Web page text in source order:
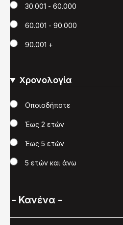
30.001 - 60.000
60.001 - 90.000
90.001 +
Χρονολογία
Χρονολογία
Οποιοδήποτε
Έως 2 ετών
Έως 5 ετών
5 ετών και άνω